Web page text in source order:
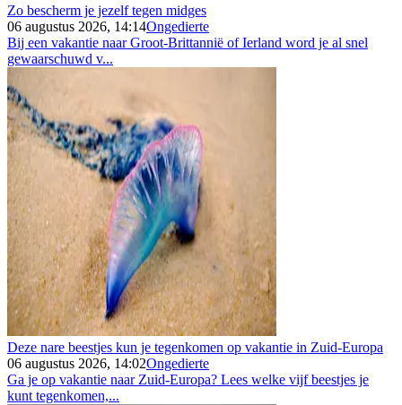
Zo bescherm je jezelf tegen midges
06 augustus 2026, 14:14Ongedierte
Bij een vakantie naar Groot-Brittannië of Ierland word je al snel
gewaarschuwd v...
Deze nare beestjes kun je tegenkomen op vakantie in Zuid-Europa
06 augustus 2026, 14:02Ongedierte
Ga je op vakantie naar Zuid-Europa? Lees welke vijf beestjes je
kunt tegenkomen,...